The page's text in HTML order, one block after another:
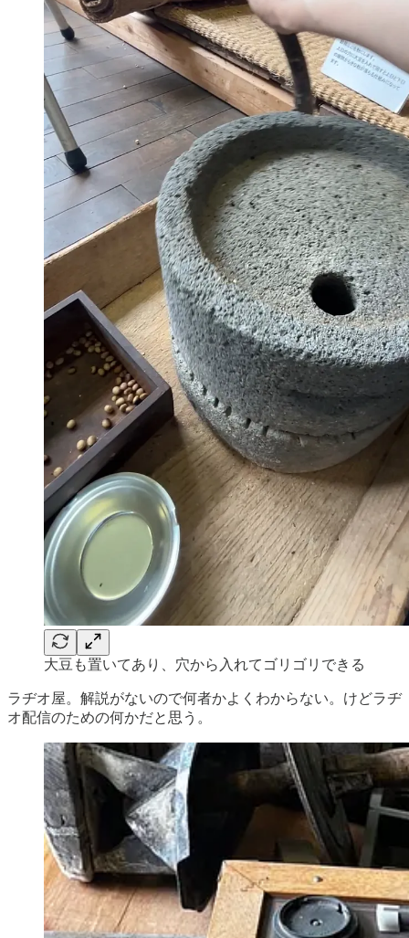
大豆も置いてあり、穴から入れてゴリゴリできる
ラヂオ屋。解説がないので何者かよくわからない。けどラヂ
オ配信のための何かだと思う。